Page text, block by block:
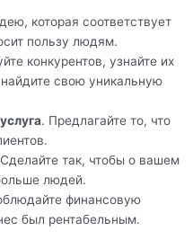
которая соответствует
пользу людям.
конкурентов, узнайте их
свою уникальную
. Предлагайте то, что
так, чтобы о вашем
людей.
финансовую
был рентабельным.